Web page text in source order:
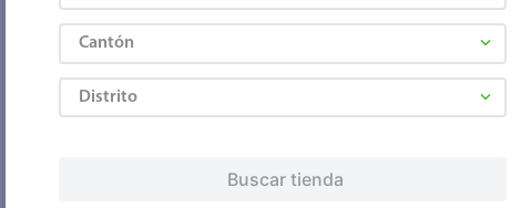
Cantón
Distrito
Buscar tienda